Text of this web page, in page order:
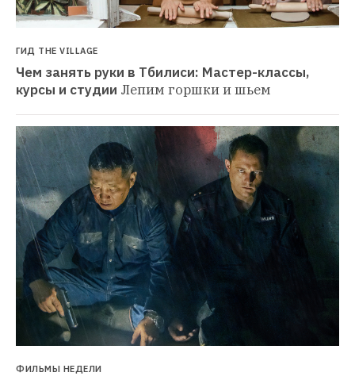
ГИД THE VILLAGE
Чем занять руки в Тбилиси: Мастер-классы,
курсы и студии Лепим горшки и шьем
ФИЛЬМЫ НЕДЕЛИ